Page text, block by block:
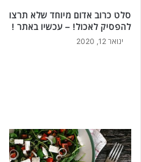
סלט כרוב אדום מיוחד שלא תרצו
להפסיק לאכול! – עכשיו באתר !
ינואר 12, 2020